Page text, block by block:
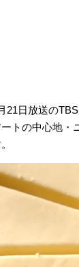
21日放送の
ートの中心地・